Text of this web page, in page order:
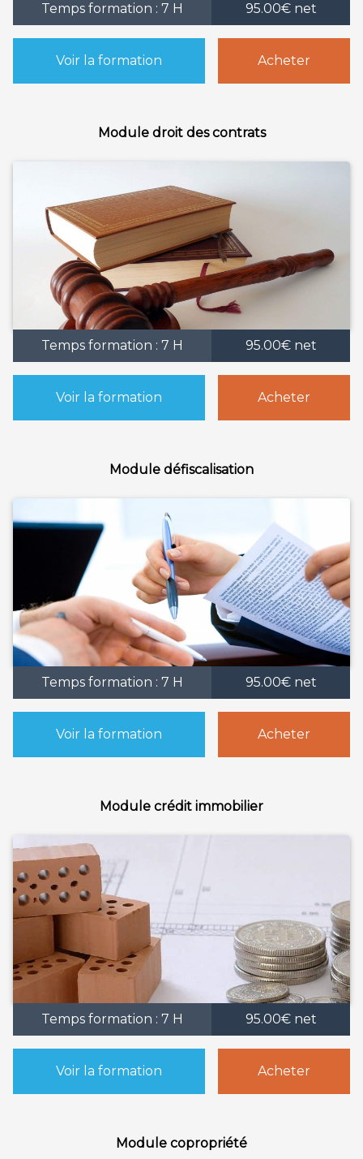
Temps formation : 7 H 95.00€ net
Voir la formation Acheter
Module droit des contrats
Temps formation : 7 H 95.00€ net
Voir la formation Acheter
Module défiscalisation
Temps formation : 7 H 95.00€ net
Voir la formation Acheter
Module crédit immobilier
Temps formation : 7 H 95.00€ net
Voir la formation Acheter
Module copropriété